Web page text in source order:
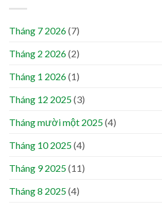
Tháng 7 2026(7)
Tháng 2 2026(2)
Tháng 1 2026(1)
Tháng 12 2025(3)
Tháng mười một 2025(4)
Tháng 10 2025(4)
Tháng 9 2025(11)
Tháng 8 2025(4)